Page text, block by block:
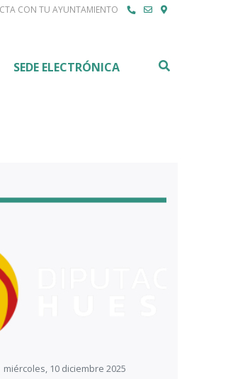
CON TU AYUNTAMIENTO
SEDE ELECTRÓNICA
miércoles, 10 diciembre 2025